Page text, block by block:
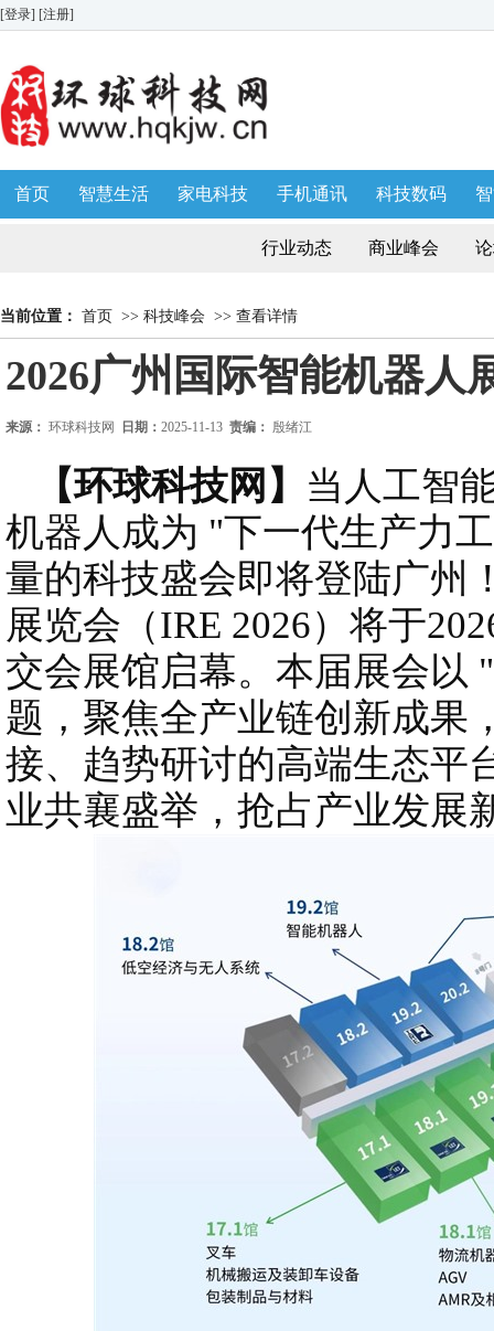
[登录] [注册]
首页 智慧生活 家电科技 手机通讯 科技数码
行业动态 商业峰会
当前位置： 首页 >> 科技峰会 >> 查看详情
2026广州国际智能机器人
来源： 环球科技网 日期： 2025-11-13 责编： 殷绪江
【环球科技网】 当人工智
机器人成为 "下一代生产力
量的科技盛会即将登陆广州
展览会（IRE 2026）将于
交会展馆启幕。本届展会以
题，聚焦全产业链创新成果
接、趋势研讨的高端生态平
业共襄盛举，抢占产业发展